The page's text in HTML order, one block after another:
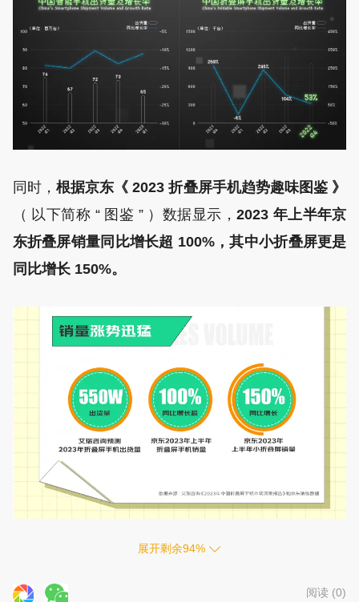
同时， 根据京东《 2023 折叠屏手机趋势趣味图鉴 》
（ 以下简称 “ 图鉴 ” ）数据显示，2023 年上半年京
东折叠屏销量同比增长超 100%，其中小折叠屏更是
同比增长 150%。
展开剩余94%
阅读 (0)